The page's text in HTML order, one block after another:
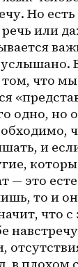
Но есть
или
том, что
одно, но
и
— это
то и
что с